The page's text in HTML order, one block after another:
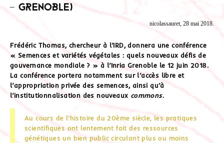
– Grenoble)
nicolassauret, 28 mai 2018.
Frédéric Thomas, chercheur à l’IRD, donnera une conférence
« Semences et variétés végétales : quels nouveaux défis de
gouvernance mondiale ? » à l’Inria Grenoble le 12 juin 2018.
La conférence portera notamment sur l’accès libre et
l’appropriation privée des semences, ainsi qu’à
l’institutionnalisation des nouveaux commons.
Au cours de l’histoire du 20ème siècle, les pratiques
scientifiques ont lentement fait des ressources
génétiques un bien public circulant plus ou moins